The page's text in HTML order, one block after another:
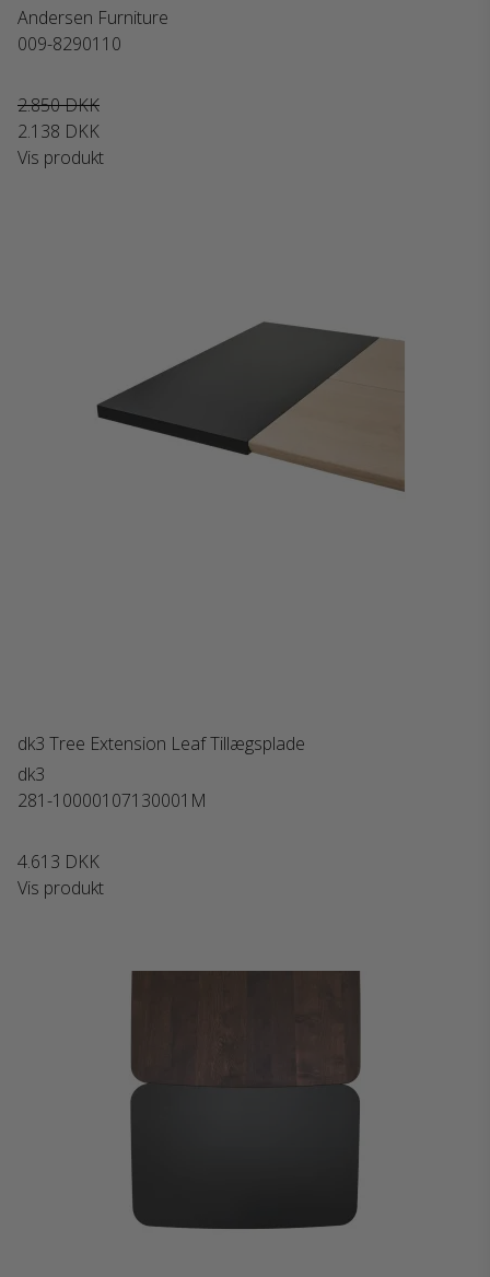
Andersen Furniture
009-8290110
2.850 DKK
2.138 DKK
Vis produkt
dk3 Tree Extension Leaf Tillægsplade
dk3
281-10000107130001M
4.613 DKK
Vis produkt